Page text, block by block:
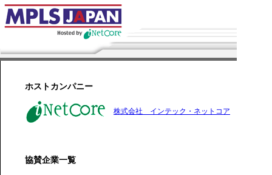
ホストカンパニー
株式会社 インテック・ネットコア
協賛企業一覧